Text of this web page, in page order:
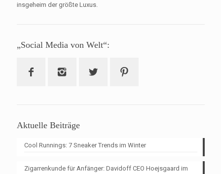
insgeheim der größte Luxus.
„Social Media von Welt“:
Aktuelle Beiträge
Cool Runnings: 7 Sneaker Trends im Winter
Zigarrenkunde für Anfänger: Davidoff CEO Hoejsgaard im